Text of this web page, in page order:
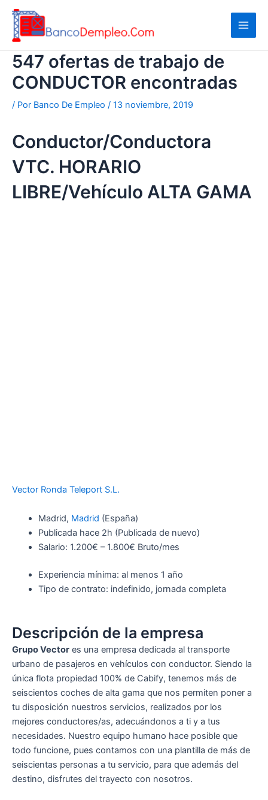
contenido
547 ofertas de trabajo de
CONDUCTOR encontradas
/ Por Banco De Empleo / 13 noviembre, 2019
Conductor/Conductora
VTC. HORARIO
LIBRE/Vehículo ALTA GAMA
Vector Ronda Teleport S.L.
Madrid, Madrid (España)
Publicada hace 2h (Publicada de nuevo)
Salario: 1.200€ – 1.800€ Bruto/mes
Experiencia mínima: al menos 1 año
Tipo de contrato: indefinido, jornada completa
Descripción de la empresa
Grupo Vector es una empresa dedicada al transporte
urbano de pasajeros en vehículos con conductor. Siendo la
única flota propiedad 100% de Cabify, tenemos más de
seiscientos coches de alta gama que nos permiten poner a
tu disposición nuestros servicios, realizados por los
mejores conductores/as, adecuándonos a ti y a tus
necesidades. Nuestro equipo humano hace posible que
todo funcione, pues contamos con una plantilla de más de
seiscientas personas a tu servicio, para que además del
destino, disfrutes del trayecto con nosotros.